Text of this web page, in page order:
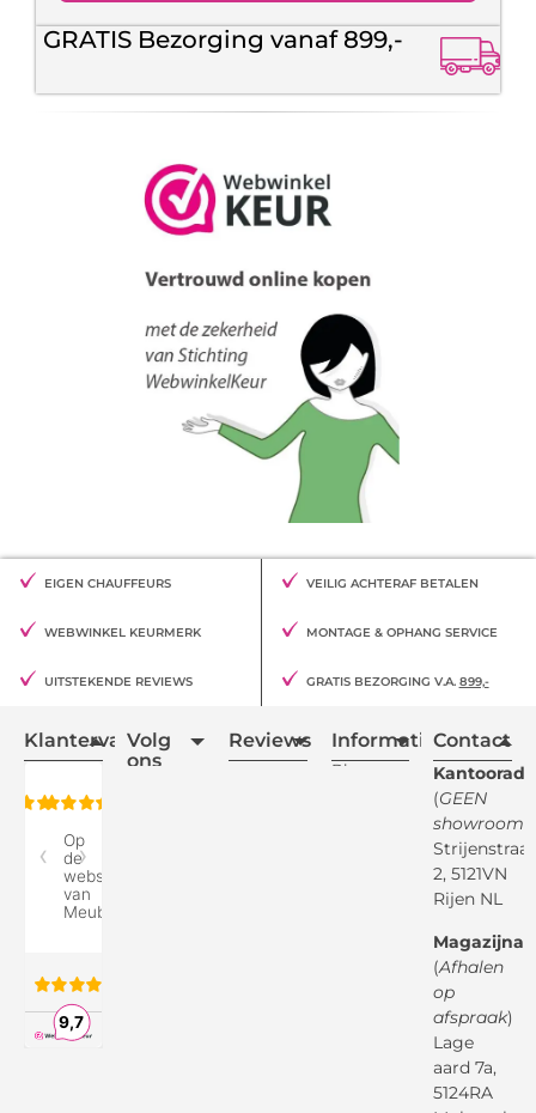
GRATIS Bezorging vanaf 899,-
EIGEN CHAUFFEURS VEILIG ACHTERAF BETALEN
WEBWINKEL KEURMERK MONTAGE & OPHANG SERVICE
UITSTEKENDE REVIEWS GRATIS BEZORGING V.A. 899,-
Klantervaring
Volg
ons
Reviews Informatie
Blogs
Retourvoorwaarden
Betaalmethodes
Montageservice
Garantievoorwaarden
Contact
(GEEN
showroom
Strijenstraat
2, 5121VN
Rijen NL
(Afhalen
op
afspraak)
Lage
aard 7a,
5124RA